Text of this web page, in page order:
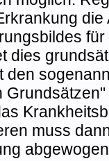
dies
den
muss